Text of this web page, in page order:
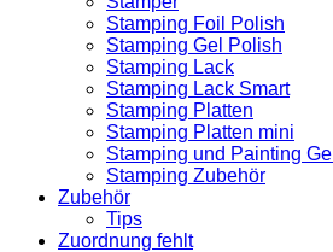
Stamping Foil Polish
Stamping Gel Polish
Stamping Lack
Stamping Lack Smart
Stamping Platten
Stamping Platten mini
Stamping und Painting Gel
Stamping Zubehör
Zubehör
Tips
Zuordnung fehlt